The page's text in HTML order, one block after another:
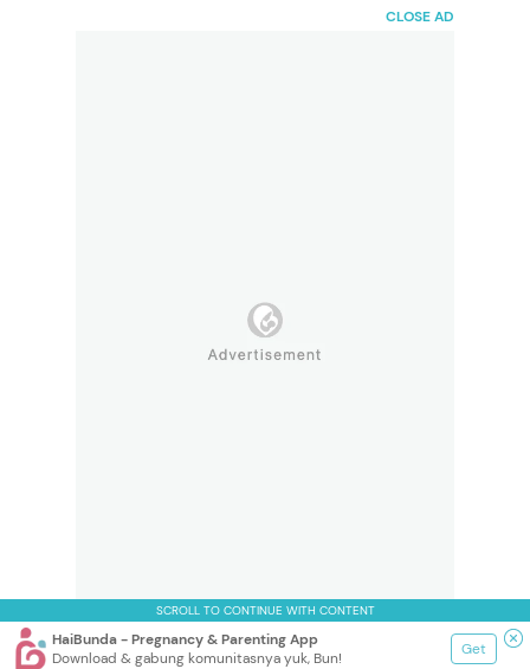
CLOSE AD
SCROLL TO CONTINUE WITH CONTENT
HaiBunda - Pregnancy & Parenting App
Download & gabung komunitasnya yuk, Bun!
Get